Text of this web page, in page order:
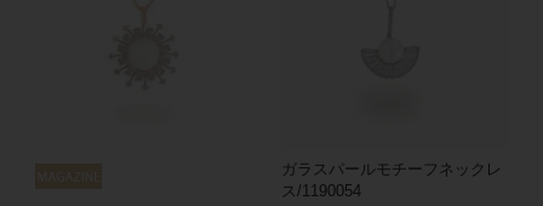
ガラスパールモチーフネックレ
ス/1190054